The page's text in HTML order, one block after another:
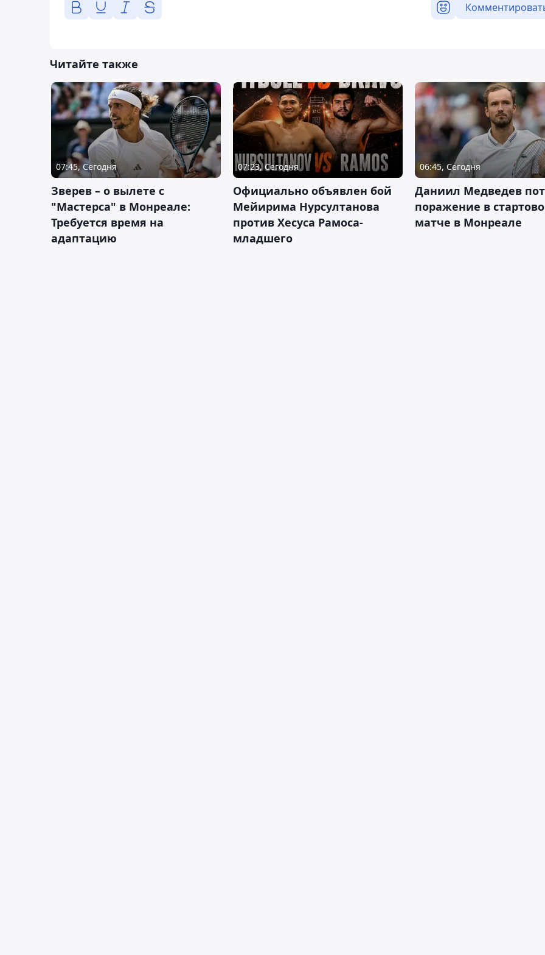
Читайте также
07:45, Сегодня
Зверев – о вылете с
"Мастерса" в Монреале:
Требуется время на
адаптацию
07:23, Сегодня
Официально объявлен бой
Мейирима Нурсултанова
против Хесуса Рамоса-
младшего
06:45, Сегодня
Даниил Медведев
поражение в
матче в Монреале